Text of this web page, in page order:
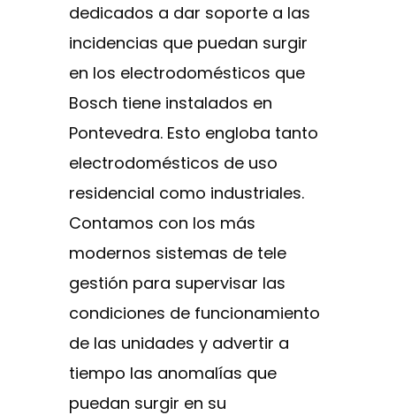
dedicados a dar soporte a las
incidencias que puedan surgir
en los electrodomésticos que
Bosch tiene instalados en
Pontevedra. Esto engloba tanto
electrodomésticos de uso
residencial como industriales.
Contamos con los más
modernos sistemas de tele
gestión para supervisar las
condiciones de funcionamiento
de las unidades y advertir a
tiempo las anomalías que
puedan surgir en su